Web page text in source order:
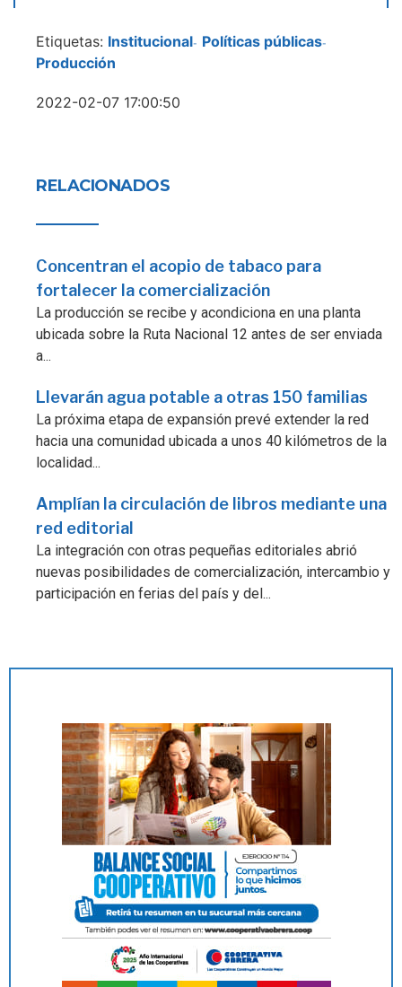
Etiquetas: Institucional- Políticas públicas-
Producción
2022-02-07 17:00:50
RELACIONADOS
Concentran el acopio de tabaco para
fortalecer la comercialización
La producción se recibe y acondiciona en una planta
ubicada sobre la Ruta Nacional 12 antes de ser enviada
a...
Llevarán agua potable a otras 150 familias
La próxima etapa de expansión prevé extender la red
hacia una comunidad ubicada a unos 40 kilómetros de la
localidad...
Amplían la circulación de libros mediante una
red editorial
La integración con otras pequeñas editoriales abrió
nuevas posibilidades de comercialización, intercambio y
participación en ferias del país y del...